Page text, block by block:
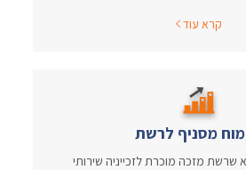
קרא עוד
מסניף לרשת
שרשת מזכה מוכרת לזכייניה שירותי